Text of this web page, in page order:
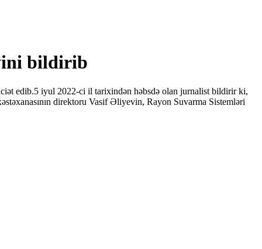
bildirib
edib.5 iyul 2022-ci il tarixindən həbsdə olan jurnalist bildirir ki,
direktoru Vasif Əliyevin, Rayon Suvarma Sistemləri